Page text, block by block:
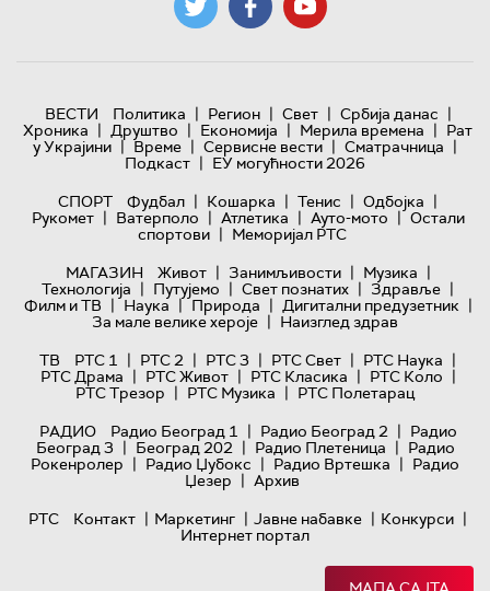
ВЕСТИ Политика | Регион | Свет | Србија данас |
Хроника | Друштво | Економија | Мерила времена | Рат
у Украјини | Време | Сервисне вести | Сматрачница |
Подкаст | ЕУ могућности 2026
СПОРТ
Фудбал | Кошарка | Тенис | Одбојка |
Рукомет | Ватерполо | Атлетика | Ауто-мото | Остали
спортови | Меморијал РТС
МАГАЗИН
Живот | Занимљивости | Музика |
Технологијa | Путујемо | Свет познатих | Здравље |
Филм и ТВ | Наука | Природа | Дигитални предузетник |
За мале велике хероје | Наизглед здрав
ТВ
РТС 1 | РТС 2 | РТС 3 | РТС Свет | РТС Наука |
РТС Драма | РТС Живот | РТС Класика | РТС Коло |
РТС Трезор | РТС Музика | РТС Полетарац
РАДИО
Радио Београд 1 | Радио Београд 2 | Радио
Београд 3 | Београд 202 | Радио Плетеница | Радио
Рокенролер | Радио Џубокс | Радио Вртешка | Радио
Џезер | Архив
РТС
Контакт | Маркетинг | Јавне набавке | Конкурси |
Интернет портал